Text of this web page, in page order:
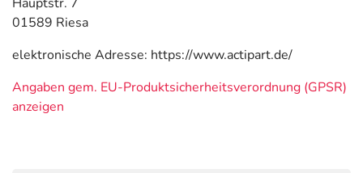
01589 Riesa
elektronische Adresse: https://www.actipart.de/
Angaben gem. EU-Produktsicherheitsverordnung (GPSR)
anzeigen